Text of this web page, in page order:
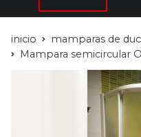
inicio
mamparas de
Mampara semicircular